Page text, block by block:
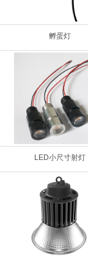
孵蛋灯
LED小尺寸射灯